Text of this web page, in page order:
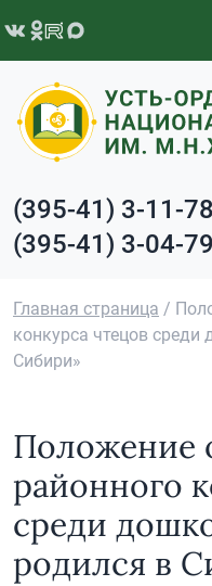
(395-41) 3-11-78
(395-41) 3-04-79
Главная страница /
конкурса чтецов
Сибири»
Положение
районного
среди
родился в